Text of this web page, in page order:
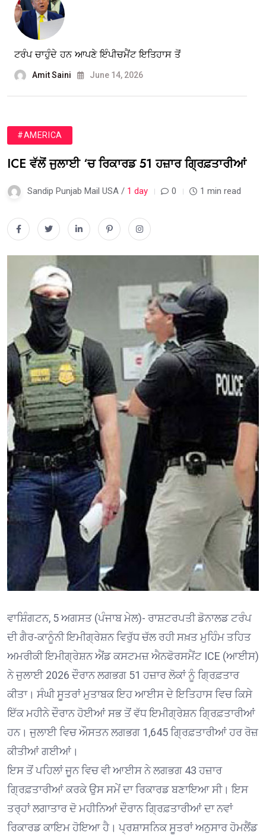
ਟਰੰਪ ਚਾਹੁੰਦੇ ਹਨ ਆਪਣੇ ਇੰਪੀਚਮੈਂਟ ਇਤਿਹਾਸ ਤੋਂ
Amit Saini June 14, 2026
#AMERICA
ICE ਵੱਲੋਂ ਜੁਲਾਈ ‘ਚ ਰਿਕਾਰਡ 51 ਹਜ਼ਾਰ ਗ੍ਰਿਫ਼ਤਾਰੀਆਂ
Sandip Punjab Mail USA / 1 day 0 1 min read
ਵਾਸ਼ਿੰਗਟਨ, 5 ਅਗਸਤ (ਪੰਜਾਬ ਮੇਲ)- ਰਾਸ਼ਟਰਪਤੀ ਡੋਨਾਲਡ ਟਰੰਪ
ਦੀ ਗੈਰ-ਕਾਨੂੰਨੀ ਇਮੀਗ੍ਰੇਸ਼ਨ ਵਿਰੁੱਧ ਚੱਲ ਰਹੀ ਸਖ਼ਤ ਮੁਹਿੰਮ ਤਹਿਤ
ਅਮਰੀਕੀ ਇਮੀਗ੍ਰੇਸ਼ਨ ਐਂਡ ਕਸਟਮਜ਼ ਐਨਫੋਰਸਮੈਂਟ ICE (ਆਈਸ)
ਨੇ ਜੁਲਾਈ 2026 ਦੌਰਾਨ ਲਗਭਗ 51 ਹਜ਼ਾਰ ਲੋਕਾਂ ਨੂੰ ਗ੍ਰਿਫ਼ਤਾਰ
ਕੀਤਾ। ਸੰਘੀ ਸੂਤਰਾਂ ਮੁਤਾਬਕ ਇਹ ਆਈਸ ਦੇ ਇਤਿਹਾਸ ਵਿਚ ਕਿਸੇ
ਇੱਕ ਮਹੀਨੇ ਦੌਰਾਨ ਹੋਈਆਂ ਸਭ ਤੋਂ ਵੱਧ ਇਮੀਗ੍ਰੇਸ਼ਨ ਗ੍ਰਿਫ਼ਤਾਰੀਆਂ
ਹਨ। ਜੁਲਾਈ ਵਿਚ ਔਸਤਨ ਲਗਭਗ 1,645 ਗ੍ਰਿਫ਼ਤਾਰੀਆਂ ਹਰ ਰੋਜ਼
ਕੀਤੀਆਂ ਗਈਆਂ।
ਇਸ ਤੋਂ ਪਹਿਲਾਂ ਜੂਨ ਵਿਚ ਵੀ ਆਈਸ ਨੇ ਲਗਭਗ 43 ਹਜ਼ਾਰ
ਗ੍ਰਿਫ਼ਤਾਰੀਆਂ ਕਰਕੇ ਉਸ ਸਮੇਂ ਦਾ ਰਿਕਾਰਡ ਬਣਾਇਆ ਸੀ। ਇਸ
ਤਰ੍ਹਾਂ ਲਗਾਤਾਰ ਦੋ ਮਹੀਨਿਆਂ ਦੌਰਾਨ ਗ੍ਰਿਫ਼ਤਾਰੀਆਂ ਦਾ ਨਵਾਂ
ਰਿਕਾਰਡ ਕਾਇਮ ਹੋਇਆ ਹੈ। ਪ੍ਰਸ਼ਾਸਨਿਕ ਸੂਤਰਾਂ ਅਨੁਸਾਰ ਹੋਮਲੈਂਡ